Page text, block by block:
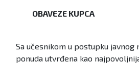
OBAVEZE KUPCA
Sa učesnikom u postupku javnog
ponuda utvrđena kao